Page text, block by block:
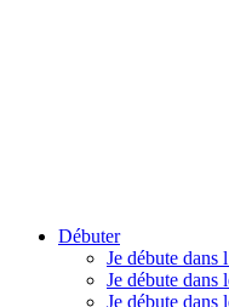
Débuter
Je débute dans
Je débute dans
Je débute dans